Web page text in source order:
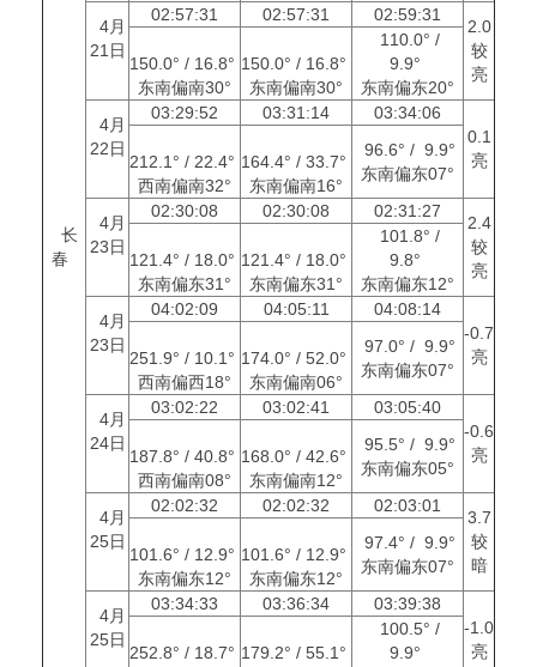
长
春
4月
21日
02:57:31 02:57:31 02:59:31
2.0
较
亮
150.0° / 16.8°
东南偏南30°
150.0° / 16.8°
东南偏南30°
110.0° /
9.9°
东南偏东20°
4月
22日
03:29:52 03:31:14
03:34:06
0.1
亮
212.1° / 22.4°
西南偏南32°
164.4° / 33.7°
东南偏南16°
96.6° / 9.9°
东南偏东07°
4月
23日
02:30:08 02:30:08 02:31:27
2.4
较
亮
121.4° / 18.0°
东南偏东31°
121.4° / 18.0°
东南偏东31°
101.8° /
9.8°
东南偏东12°
4月
23日
04:02:09 04:05:11
04:08:14
-0.7
亮
251.9° / 10.1°
西南偏西18°
174.0° / 52.0°
东南偏南06°
97.0° / 9.9°
东南偏东07°
4月
24日
03:02:22 03:02:41
03:05:40
-0.6
亮
187.8° / 40.8°
西南偏南08°
168.0° / 42.6°
东南偏南12°
95.5° / 9.9°
东南偏东05°
4月
25日
02:02:32 02:02:32 02:03:01
3.7
较
暗
101.6° / 12.9°
东南偏东12°
101.6° / 12.9°
东南偏东12°
97.4° / 9.9°
东南偏东07°
4月
25日
03:34:33 03:36:34
03:39:38
-1.0
亮
252.8° / 18.7° 179.2° / 55.1°
100.5° /
9.9°